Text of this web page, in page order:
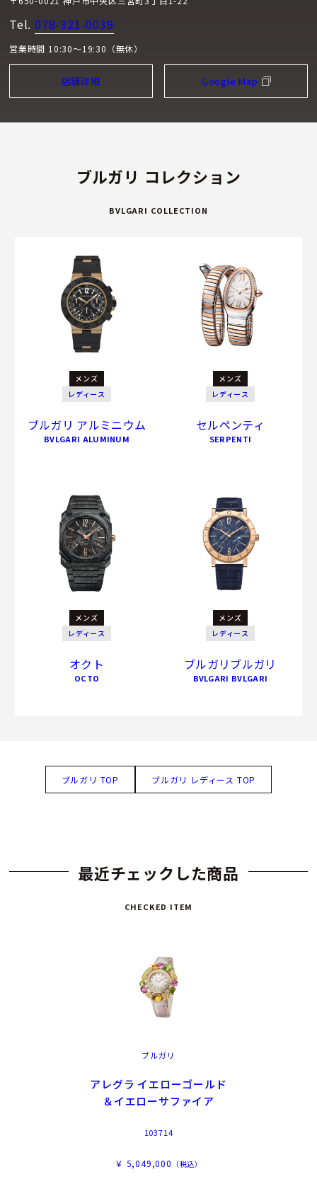
Tel. 078-321-0039
営業時間 10:30～19:30（無休）
店舗詳細 Google Map
ブルガリ コレクション
BVLGARI COLLECTION
メンズ
レディース
ブルガリ アルミニウム
BVLGARI ALUMINUM
メンズ
レディース
セルペンティ
SERPENTI
メンズ
レディース
オクト
OCTO
メンズ
レディース
ブルガリブルガリ
BVLGARI BVLGARI
ブルガリ TOP ブルガリ レディース TOP
最近チェックした商品
CHECKED ITEM
ブルガリ
アレグラ イエローゴールド
＆イエローサファイア
103714
￥ 5,049,000 （税込）